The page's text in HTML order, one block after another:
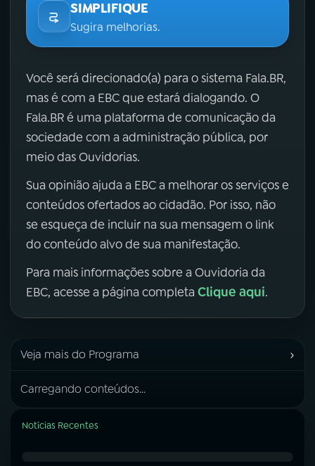
SIMPLIFIQUE
Sugira melhorias.
Você será direcionado(a) para o sistema Fala.BR,
mas é com a EBC que estará dialogando. O
Fala.BR é uma plataforma de comunicação da
sociedade com a administração pública, por
meio das Ouvidorias.
Sua opinião ajuda a EBC a melhorar os serviços e
conteúdos ofertados ao cidadão. Por isso, não
se esqueça de incluir na sua mensagem o link
do conteúdo alvo de sua manifestação.
Para mais informações sobre a Ouvidoria da
EBC, acesse a página completa Clique aqui.
Veja mais do Programa ›
Carregando conteúdos...
Notícias Recentes